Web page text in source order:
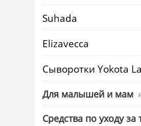
Suhada
Elizavecca
Cыворотки Yokota
Для малышей и мам
Средства по уходу за